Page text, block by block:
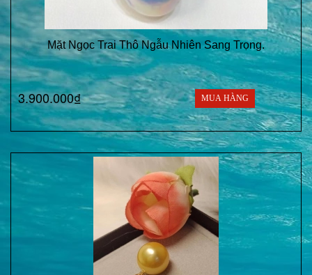
Mặt Ngọc Trai Thô Ngẫu Nhiên Sang Trọng.
3.900.000₫ MUA HÀNG